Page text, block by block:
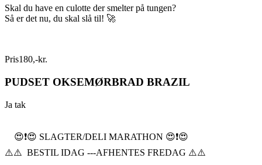
Skal du have en culotte der smelter på tungen?
Så er det nu, du skal slå til! 🚀
Pris180,-kr.
PUDSET OKSEMØRBRAD BRAZIL
Ja tak
😍❗️😍 SLAGTER/DELI MARATHON 😍❗️😍
⚠️⚠️ BESTIL IDAG ---AFHENTES FREDAG ⚠️⚠️